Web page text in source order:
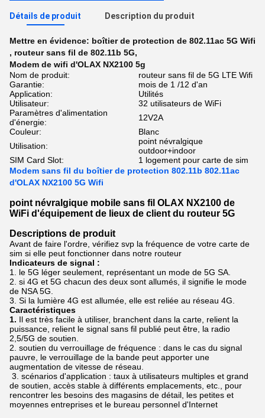
Détails de produit Description du produit
Mettre en évidence: boîtier de protection de 802.11ac 5G Wifi
, routeur sans fil de 802.11b 5G,
Modem de wifi d'OLAX NX2100 5g
Nom de produit:
routeur sans fil de 5G LTE Wifi
Garantie:
mois de 1 /12 d'an
Application:
Utilités
Utilisateur:
32 utilisateurs de WiFi
Paramètres d'alimentation
d'énergie:
12V2A
Couleur:
Blanc
Utilisation:
point névralgique
outdoor+indoor
SIM Card Slot:
1 logement pour carte de sim
Modem sans fil du boîtier de protection 802.11b 802.11ac
d'OLAX NX2100 5G Wifi
point névralgique mobile sans fil OLAX NX2100 de
WiFi d'équipement de lieux de client du routeur 5G
Descriptions de produit
Avant de faire l'ordre, vérifiez svp la fréquence de votre carte de
sim si elle peut fonctionner dans notre routeur
Indicateurs de signal :
1. le 5G léger seulement, représentant un mode de 5G SA.
2. si 4G et 5G chacun des deux sont allumés, il signifie le mode
de NSA 5G.
3. Si la lumière 4G est allumée, elle est reliée au réseau 4G.
Caractéristiques
1. Il est très facile à utiliser, branchent dans la carte, relient la
puissance, relient le signal sans fil publié peut être, la radio
2,5/5G de soutien.
2. soutien du verrouillage de fréquence : dans le cas du signal
pauvre, le verrouillage de la bande peut apporter une
augmentation de vitesse de réseau.
3. scénarios d'application : taux à utilisateurs multiples et grand
de soutien, accès stable à différents emplacements, etc., pour
rencontrer les besoins des magasins de détail, les petites et
moyennes entreprises et le bureau personnel d'Internet